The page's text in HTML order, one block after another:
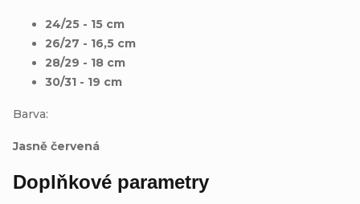
24/25 - 15 cm
26/27 - 16,5 cm
28/29 - 18 cm
30/31 - 19 cm
Barva:
Jasně červená
Doplňkové parametry